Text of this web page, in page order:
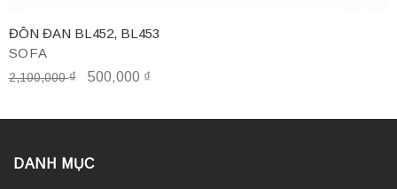
SOFA
ĐÔN ĐAN BL452, BL453
2,100,000₫ 500,000 ₫
DANH MỤC